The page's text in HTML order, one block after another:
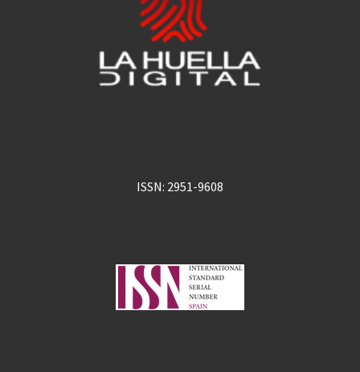
ISSN: 2951-9608